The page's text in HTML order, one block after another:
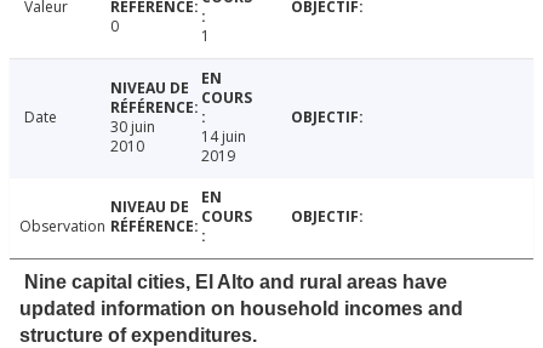
Valeur
0
1
Date
30 juin
2010
14 juin
2019
Observation
Nine capital cities, El Alto and rural areas have
updated information on household incomes and
structure of expenditures.